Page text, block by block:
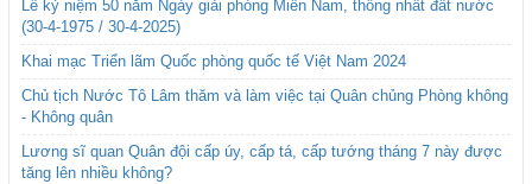
Lễ kỷ niệm 50 năm Ngày giải phóng Miền Nam, thống nhất đất nước
(30-4-1975 / 30-4-2025)
Khai mạc Triển lãm Quốc phòng quốc tế Việt Nam 2024
Chủ tịch Nước Tô Lâm thăm và làm việc tại Quân chủng Phòng không
- Không quân
Lương sĩ quan Quân đội cấp úy, cấp tá, cấp tướng tháng 7 này được
tăng lên nhiều không?